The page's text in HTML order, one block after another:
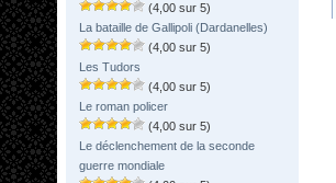
(4,00 sur 5)
La bataille de Gallipoli (Dardanelles)
(4,00 sur 5)
Les Tudors
(4,00 sur 5)
Le roman policer
(4,00 sur 5)
Le déclenchement de la seconde
guerre mondiale